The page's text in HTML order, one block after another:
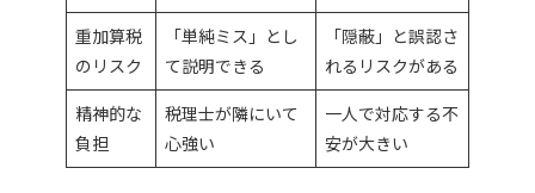
重加算税
のリスク
「単純ミス」とし
て説明できる
「隠蔽」と誤認さ
れるリスクがある
精神的な
負担
税理士が隣にいて
心強い
一人で対応する不
安が大きい